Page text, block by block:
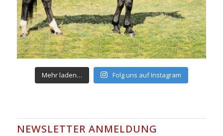
Mehr laden… Folg uns auf Instagram
NEWSLETTER ANMELDUNG